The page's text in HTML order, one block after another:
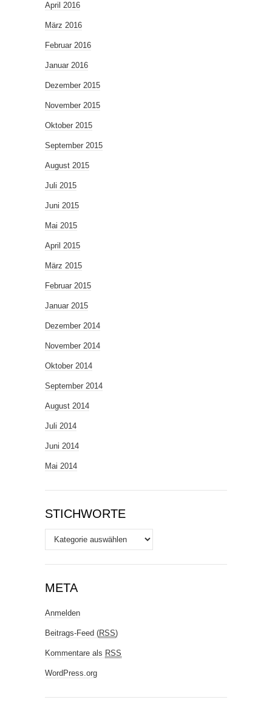
April 2016
März 2016
Februar 2016
Januar 2016
Dezember 2015
November 2015
Oktober 2015
September 2015
August 2015
Juli 2015
Juni 2015
Mai 2015
April 2015
März 2015
Februar 2015
Januar 2015
Dezember 2014
November 2014
Oktober 2014
September 2014
August 2014
Juli 2014
Juni 2014
Mai 2014
STICHWORTE
Stichworte
META
Anmelden
Beitrags-Feed (RSS)
Kommentare als RSS
WordPress.org